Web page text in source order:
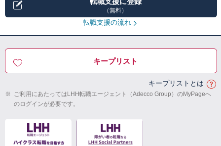
（無料）
転職支援の流れ
キープリスト
キープリストとは
※ ご利用にあたってはLHH転職エージェント（Adecco Group）のMyPageへ
のログインが必要です。